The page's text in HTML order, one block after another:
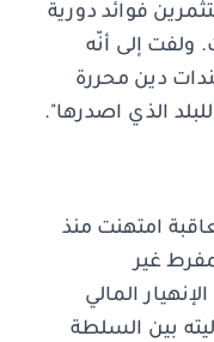
فوائد دورية
ولفت إلى أنّه
دين محررة
الذي اصدرها".
امتهنت منذ
غير
المالي
بين السلطة